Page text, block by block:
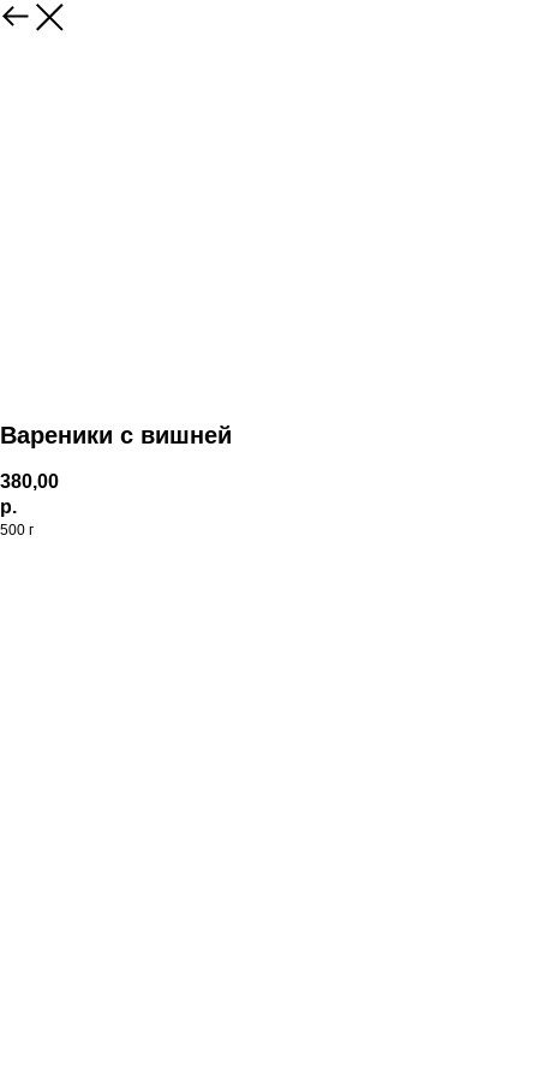
Вареники с вишней
380,00
р.
500 г